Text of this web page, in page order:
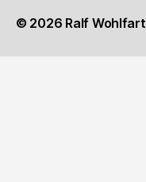
© 2026 Ralf Wohlfart